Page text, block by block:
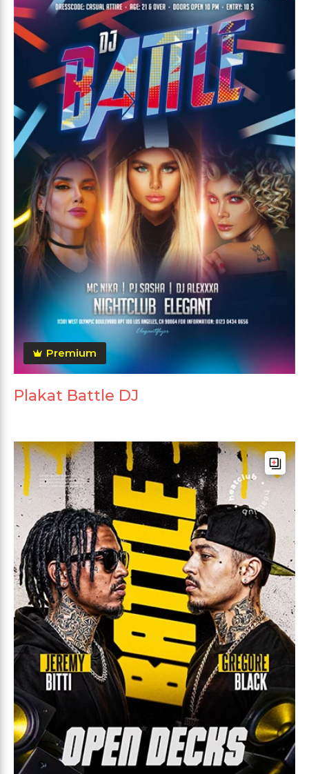
Premium
Plakat Battle DJ